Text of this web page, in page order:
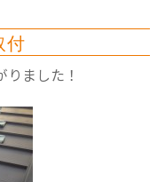
付
ました！